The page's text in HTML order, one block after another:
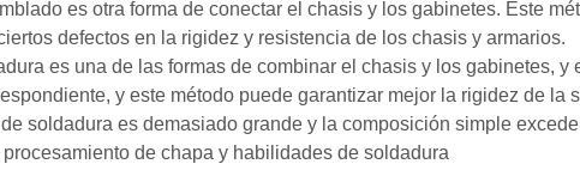
es otra forma de conectar el chasis y los gabinetes. Este
defectos en la rigidez y resistencia de los chasis y armarios.
es una de las formas de combinar el chasis y los gabinetes,
y este método puede garantizar mejor la rigidez de
soldadura es demasiado grande y la composición simple
de chapa y habilidades de soldadura